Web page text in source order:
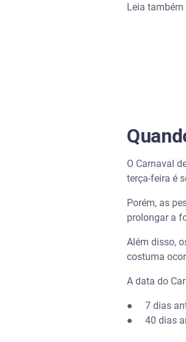
Leia também
O Carnaval
terça-feira é
Porém, as
prolongar a
Além disso,
costuma
A data do
● 7 dias
● 40 dias